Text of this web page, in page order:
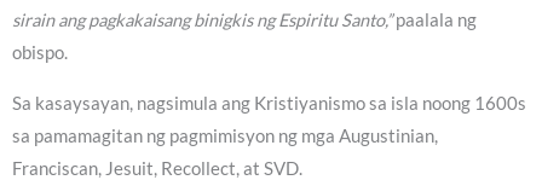
sirain ang pagkakaisang binigkis ng Espiritu Santo,”paalala ng
obispo.
Sa kasaysayan, nagsimula ang Kristiyanismo sa isla noong 1600s
sa pamamagitan ng pagmimisyon ng mga Augustinian,
Franciscan, Jesuit, Recollect, at SVD.